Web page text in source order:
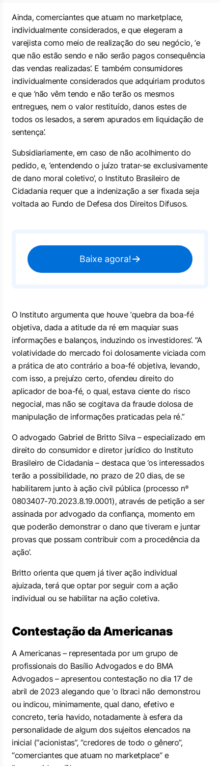
Ainda, comerciantes que atuam no marketplace,
individualmente considerados, e que elegeram a
varejista como meio de realização do seu negócio, ‘e
que não estão sendo e não serão pagos consequência
das vendas realizadas’. E também consumidores
individualmente considerados que adquiriam produtos
e que ‘não vêm tendo e não terão os mesmos
entregues, nem o valor restituído, danos estes de
todos os lesados, a serem apurados em liquidação de
sentença’.
Subsidiariamente, em caso de não acolhimento do
pedido, e, ‘entendendo o juízo tratar-se exclusivamente
de dano moral coletivo’, o Instituto Brasileiro de
Cidadania requer que a indenização a ser fixada seja
voltada ao Fundo de Defesa dos Direitos Difusos.
Baixe agora!
O Instituto argumenta que houve ‘quebra da boa-fé
objetiva, dada a atitude da ré em maquiar suas
informações e balanços, induzindo os investidores’. “A
volatividade do mercado foi dolosamente viciada com
a prática de ato contrário a boa-fé objetiva, levando,
com isso, a prejuízo certo, ofendeu direito do
aplicador de boa-fé, o qual, estava ciente do risco
negocial, mas não se cogitava da fraude dolosa de
manipulação de informações praticadas pela ré.”
O advogado Gabriel de Britto Silva – especializado em
direito do consumidor e diretor jurídico do Instituto
Brasileiro de Cidadania – destaca que ‘os interessados
terão a possibilidade, no prazo de 20 dias, de se
habilitarem junto à ação civil pública (processo nº
0803407-70.2023.8.19.0001), através de petição a ser
assinada por advogado da confiança, momento em
que poderão demonstrar o dano que tiveram e juntar
provas que possam contribuir com a procedência da
ação’.
Britto orienta que quem já tiver ação individual
ajuizada, terá que optar por seguir com a ação
individual ou se habilitar na ação coletiva.
Contestação da Americanas
A Americanas – representada por um grupo de
profissionais do Basílio Advogados e do BMA
Advogados – apresentou contestação no dia 17 de
abril de 2023 alegando que ‘o Ibraci não demonstrou
ou indicou, minimamente, qual dano, efetivo e
concreto, teria havido, notadamente à esfera da
personalidade de algum dos sujeitos elencados na
inicial (“acionistas”, “credores de todo o gênero”,
“comerciantes que atuam no marketplace” e